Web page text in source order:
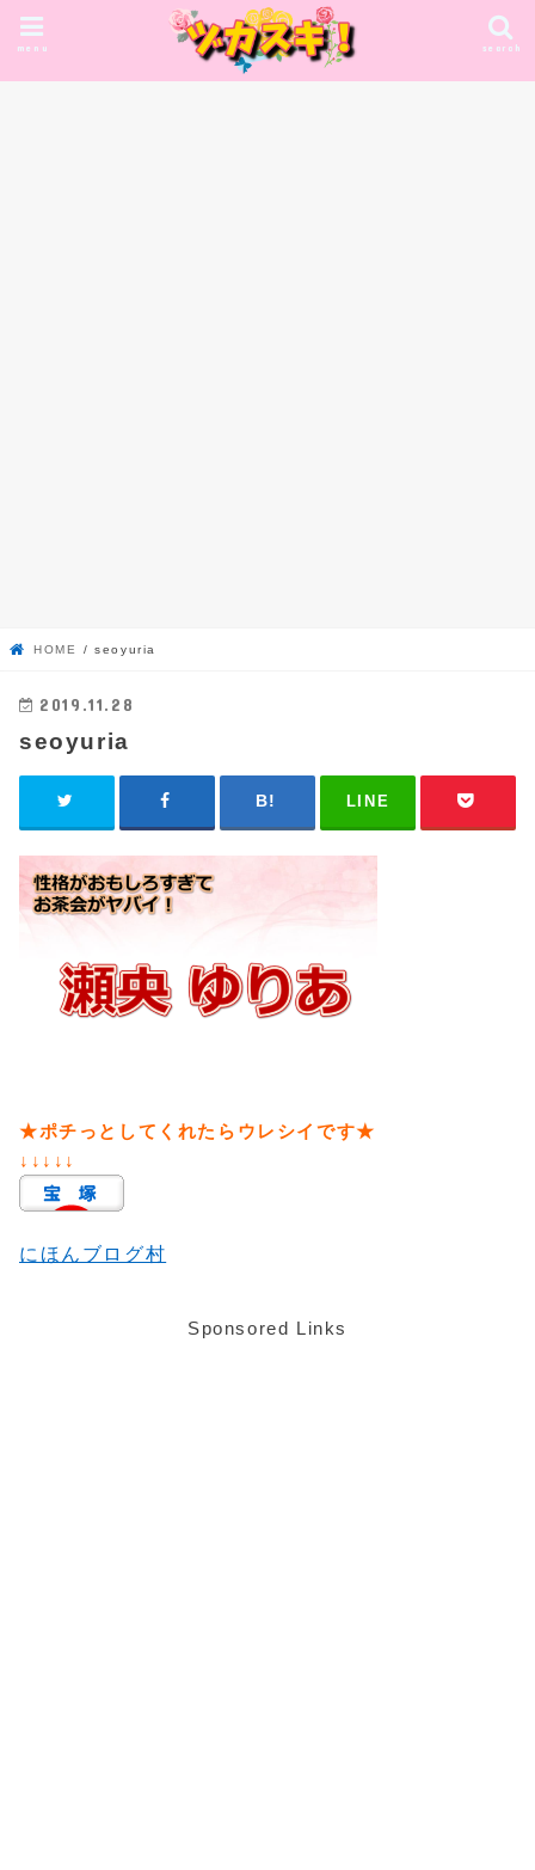
search
menu
HOME seoyuria
2019.11.28
seoyuria
LINE
★ポチっとしてくれたらウレシイです★
↓↓↓↓↓
にほんブログ村
Sponsored Links